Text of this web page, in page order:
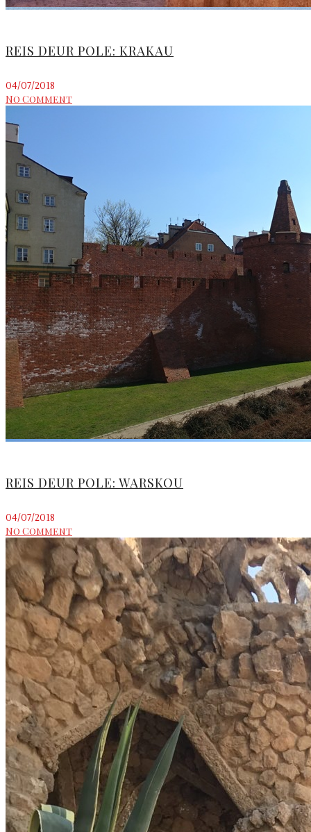
REIS DEUR POLE: KRAKAU
04/07/2018
No Comment
REIS DEUR POLE: WARSKOU
04/07/2018
No Comment